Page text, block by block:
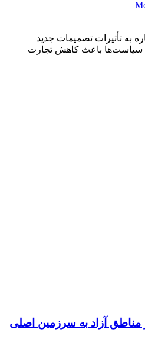
به تأثیرات تصمیمات جدید
سیاست‌ها باعث کاهش تجارت